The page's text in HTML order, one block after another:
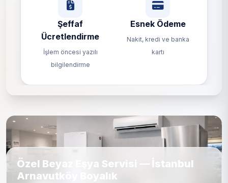
Şeffaf
Ücretlendirme
İşlem öncesi yazılı
bilgilendirme
Esnek Ödeme
Nakit, kredi ve banka
kartı
Özel Beyaz Eşya Servisi — İstanbul
Arnavutköy Boyalık